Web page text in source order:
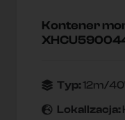
Kontener
Typ:12m/
Lokallzacja: